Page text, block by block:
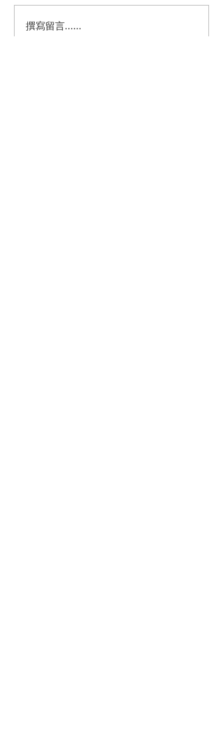
撰寫留言......